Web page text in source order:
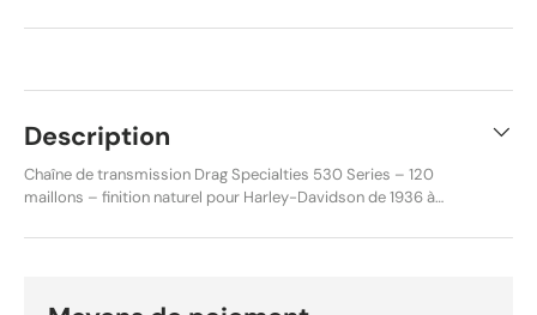
Description
Chaîne de transmission Drag Specialties 530 Series – 120
maillons – finition naturel pour Harley-Davidson de 1936 à
12220260 Référence fabricant : DS530POX120L Type :
transmission 530 conçue pour remplacer directement la